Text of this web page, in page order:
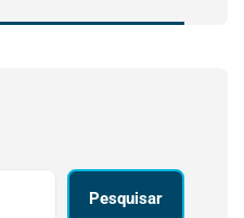
Pesquisar